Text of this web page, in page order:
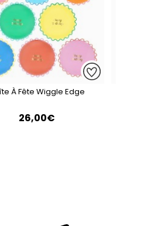
À Fête Wiggle Edge
26,00€